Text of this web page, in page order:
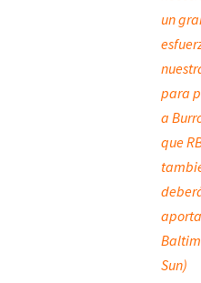
un
para
a
que
Sun)